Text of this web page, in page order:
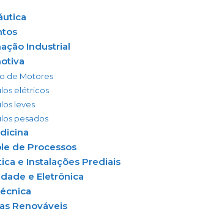
Industrial
de Motores
elétricos
leves
pesados
de Processos
e Instalações Prediais
e Eletrônica
Renováveis